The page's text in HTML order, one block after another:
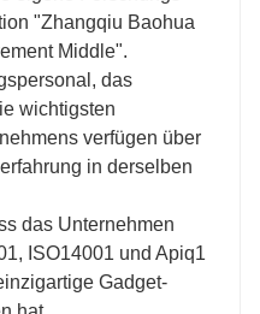
"Zhangqiu Baohua
Middle".
das
wichtigsten
verfügen über
in derselben
das Unternehmen
ISO14001 und Apiq1
Gadget-